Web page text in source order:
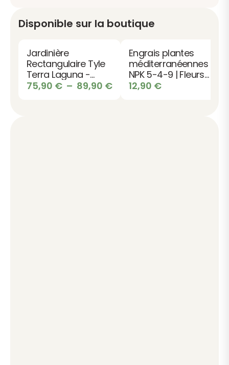
Disponible sur la boutique
Jardinière
Rectangulaire Tyle
Terra Laguna -
Design pour
75,90 € – 89,90 €Plage
Engrais plantes
méditerranéennes
NPK 5-4-9 | Fleurs
du soleil
12,90 €